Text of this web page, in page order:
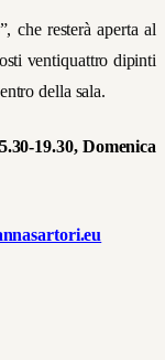
”, che resterà aperta al
ventiquattro dipinti
della sala.
19.30, Domenica